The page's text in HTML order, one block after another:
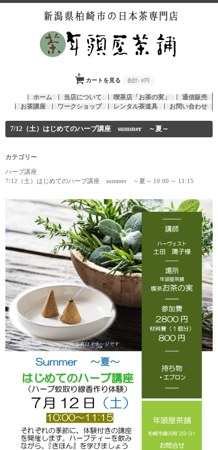
カートを見る
0
合計: 0円
ホーム 当店について 喫茶店「お茶の実」
通信販売
お茶講座
ワークショップ レンタル茶道具 お問い合わせ
7/12（土）はじめてのハーブ講座 summer ～夏～
カテゴリー
ハーブ講座
7/12（土）はじめてのハーブ講座 summer ～夏～ 10:00 ～ 11:15